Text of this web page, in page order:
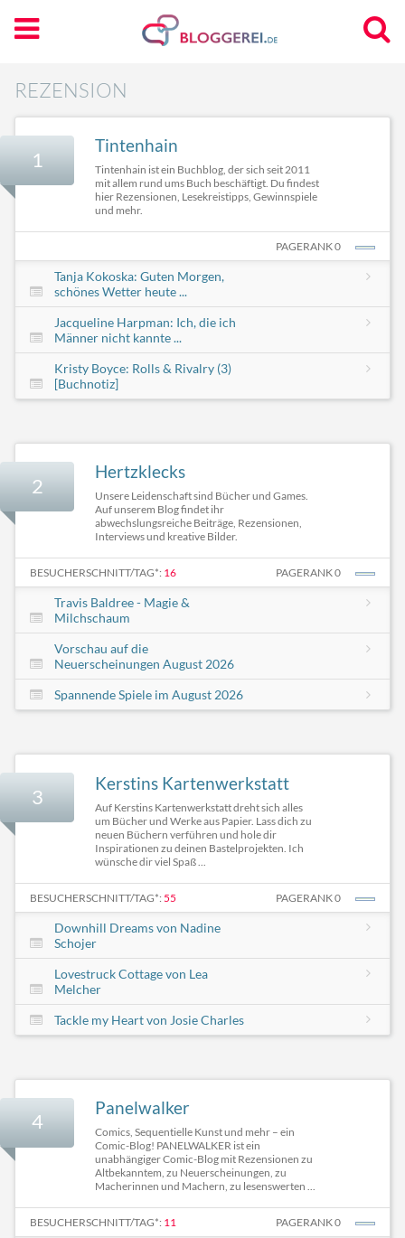
REZENSION
1
Tintenhain
Tintenhain ist ein Buchblog, der sich seit 2011
mit allem rund ums Buch beschäftigt. Du findest
hier Rezensionen, Lesekreistipps, Gewinnspiele
und mehr.
PAGERANK 0
Tanja Kokoska: Guten Morgen,
schönes Wetter heute ...
Jacqueline Harpman: Ich, die ich
Männer nicht kannte ...
Kristy Boyce: Rolls & Rivalry (3)
[Buchnotiz]
2
Hertzklecks
Unsere Leidenschaft sind Bücher und Games.
Auf unserem Blog findet ihr
abwechslungsreiche Beiträge, Rezensionen,
Interviews und kreative Bilder.
BESUCHERSCHNITT/TAG*: 16 PAGERANK 0
Travis Baldree - Magie &
Milchschaum
Vorschau auf die
Neuerscheinungen August 2026
Spannende Spiele im August 2026
3
Kerstins Kartenwerkstatt
Auf Kerstins Kartenwerkstatt dreht sich alles
um Bücher und Werke aus Papier. Lass dich zu
neuen Büchern verführen und hole dir
Inspirationen zu deinen Bastelprojekten. Ich
wünsche dir viel Spaß ...
BESUCHERSCHNITT/TAG*: 55 PAGERANK 0
Downhill Dreams von Nadine
Schojer
Lovestruck Cottage von Lea
Melcher
Tackle my Heart von Josie Charles
4
Panelwalker
Comics, Sequentielle Kunst und mehr – ein
Comic-Blog! PANELWALKER ist ein
unabhängiger Comic-Blog mit Rezensionen zu
Altbekanntem, zu Neuerscheinungen, zu
Macherinnen und Machern, zu lesenswerten ...
BESUCHERSCHNITT/TAG*: 11 PAGERANK 0